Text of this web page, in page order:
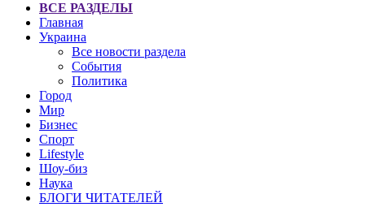
ВСЕ РАЗДЕЛЫ
Главная
Украина
Все новости раздела
События
Политика
Город
Мир
Бизнес
Спорт
Lifestyle
Шоу-биз
Наука
БЛОГИ ЧИТАТЕЛЕЙ